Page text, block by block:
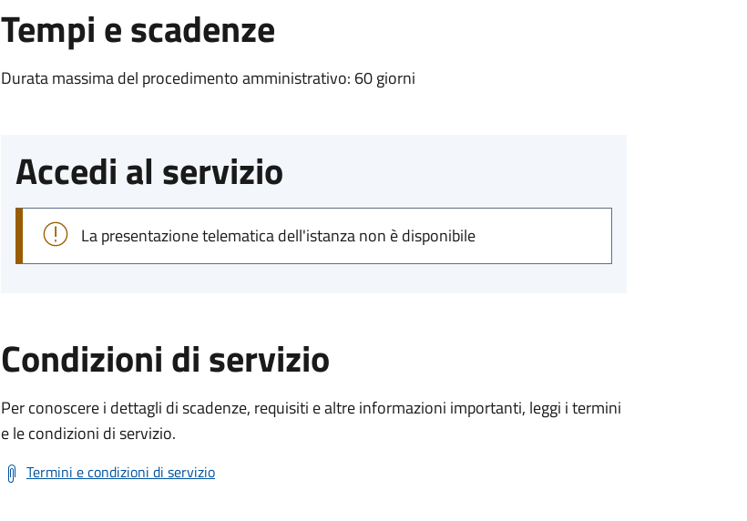
Tempi e scadenze
Durata massima del procedimento amministrativo: 60 giorni
Accedi al servizio
La presentazione telematica dell'istanza non è disponibile
Condizioni di servizio
Per conoscere i dettagli di scadenze, requisiti e altre informazioni importanti, leggi i termini
e le condizioni di servizio.
Termini e condizioni di servizio